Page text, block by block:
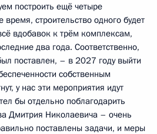
построить ещё четыре
строительство одного будет
вдобавок к трём комплексам,
два года. Соответственно,
поставлен, – в 2027 году выйти
собственным
у нас эти мероприятия идут
бы отдельно поблагодарить
Дмитрия Николаевича – очень
поставлены задачи, и меры